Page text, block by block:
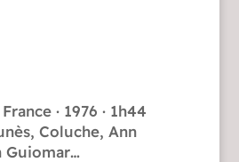
· 1976 · 1h44
Coluche, Ann
Guiomar…